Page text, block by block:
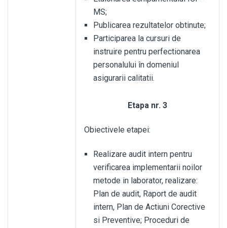
MS;
Publicarea rezultatelor obtinute;
Participarea la cursuri de
instruire pentru perfectionarea
personalului în domeniul
asigurarii calitatii.
Etapa nr. 3
Obiectivele etapei:
Realizare audit intern pentru
verificarea implementarii noilor
metode in laborator, realizare:
Plan de audit, Raport de audit
intern, Plan de Actiuni Corective
si Preventive; Proceduri de